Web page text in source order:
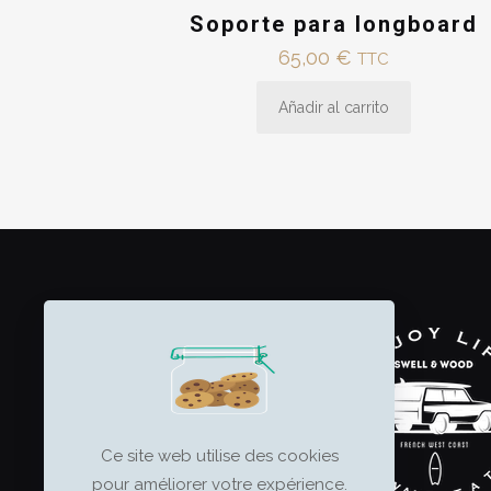
Soporte para longboard
65,00 € TTC
Añadir al carrito
Ce site web utilise des cookies
pour améliorer votre expérience.